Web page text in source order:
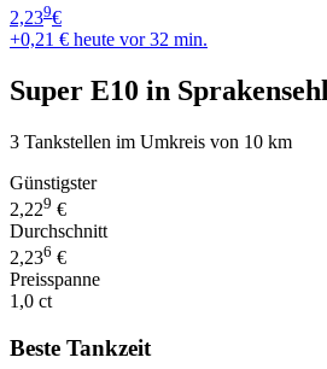
2,239€
+0,21 € heute vor 32 min.
Super E10 in Sprakensehl
3 Tankstellen im Umkreis von 10 km
Günstigster
2,229 €
Durchschnitt
2,236 €
Preisspanne
1,0 ct
Beste Tankzeit